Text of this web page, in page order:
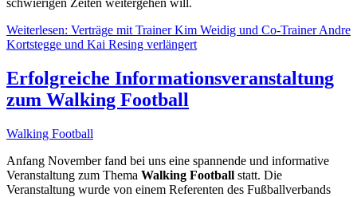
Weiterlesen: Verträge mit Trainer Kim Weidig und Co-Trainer Andre
Kortstegge und Kai Resing verlängert
Erfolgreiche Informationsveranstaltung
zum Walking Football
Walking Football
Anfang November fand bei uns eine spannende und informative
Veranstaltung zum Thema Walking Football statt. Die
Veranstaltung wurde von einem Referenten des Fußballverbands